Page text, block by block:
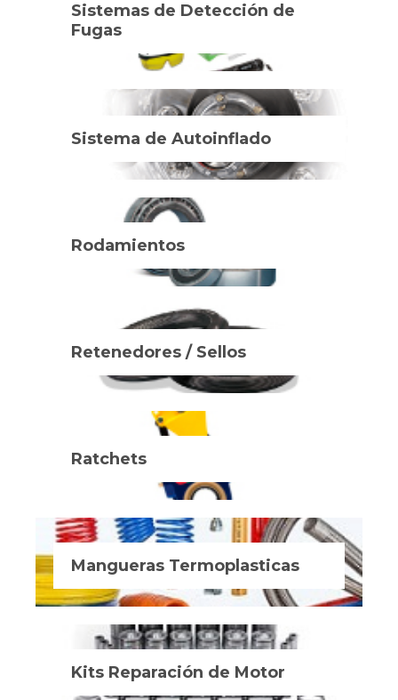
Sistemas de Detección de
Fugas
Sistema de Autoinflado
Rodamientos
Retenedores / Sellos
Ratchets
Mangueras Termoplasticas
Kits Reparación de Motor